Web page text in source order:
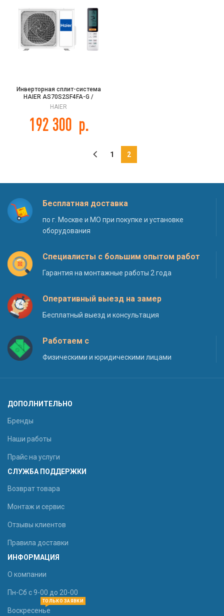
Инверторная сплит-система
HAIER AS70S2SF4FA-G /
1U70S2SJ2FA FLEXIS HEAT PUMP
HAIER
192 300 р.
1 2
Бесплатная доставка
по г. Москве и МО при покупке и установке
оборудования
Специалисты с большим опытом работ
Гарантия на монтажные работы 2 года
Оперативный выезд на замер
Бесплатный выезд и консультация
Работаем с
Физическими и юридическими лицами
ДОПОЛНИТЕЛЬНО
Бренды
Наши работы
Прайс на услуги
СЛУЖБА ПОДДЕРЖКИ
Возврат товара
Монтаж и сервис
Отзывы клиентов
Правила доставки
ИНФОРМАЦИЯ
О компании
Пн-Сб с 9-00 до 20-00
Воскресенье
ТОЛЬКО ЗАЯВКИ